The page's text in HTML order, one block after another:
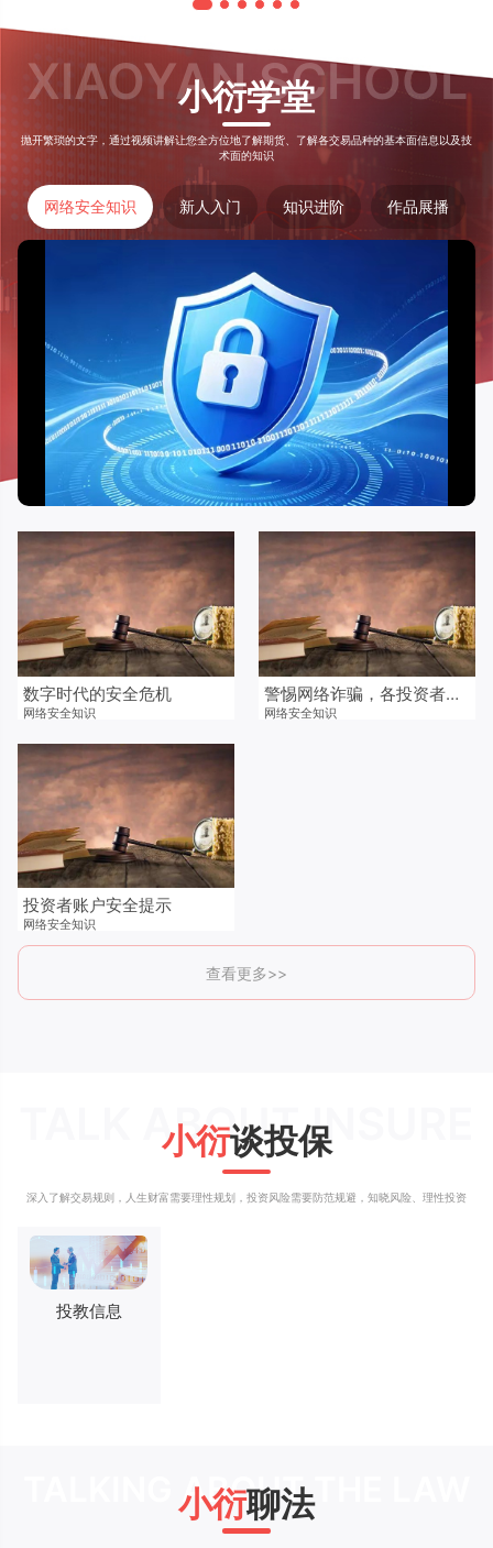
XIAOYAN SCHOOL
小衍学堂
抛开繁琐的文字，通过视频讲解让您全方位地了解期货、了解各交易品种的基本面信息以及技
术面的知识
网络安全知识 新人入门 知识进阶 作品展播
数字时代的安全危机
网络安全知识
警惕网络诈骗，各投资者都应关注
网络安全知识
投资者账户安全提示
网络安全知识
查看更多>>
TALK ABOUT INSURE
小衍谈投保
深入了解交易规则，人生财富需要理性规划，投资风险需要防范规避，知晓风险、理性投资
投教信息
TALKING ABOUT THE LAW
小衍聊法